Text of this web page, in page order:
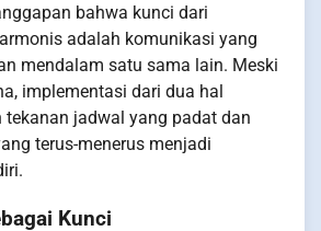
bahwa kunci dari
adalah komunikasi yang
mendalam satu sama lain. Meski
implementasi dari dua hal
tekanan jadwal yang padat dan
terus-menerus menjadi
Kunci